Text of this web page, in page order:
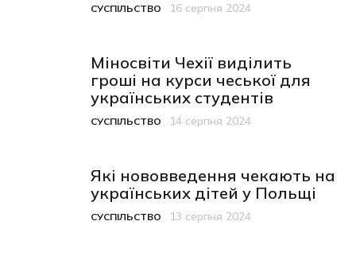
Категорія
СУСПІЛЬСТВО
Дата публікації16 серпня 2024
Міносвіти Чехії виділить
гроші на курси чеської для
українських студентів
Категорія
СУСПІЛЬСТВО
Дата публікації14 серпня 2024
Які нововведення чекають на
українських дітей у Польщі
Категорія
СУСПІЛЬСТВО
Дата публікації13 серпня 2024